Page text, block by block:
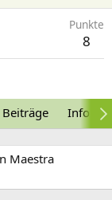
Punkte
8
Beiträge
Maestra